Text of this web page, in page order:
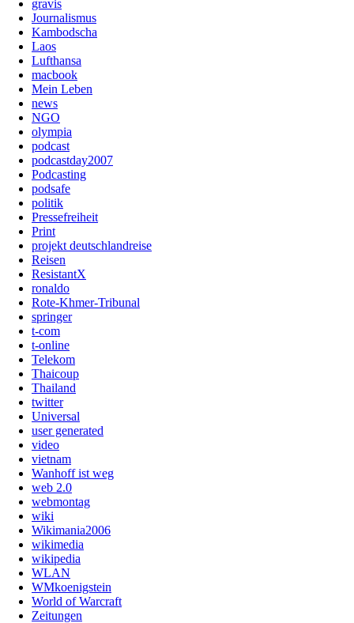
gravis
Journalismus
Kambodscha
Laos
Lufthansa
macbook
Mein Leben
news
NGO
olympia
podcast
podcastday2007
Podcasting
podsafe
politik
Pressefreiheit
Print
projekt deutschlandreise
Reisen
ResistantX
ronaldo
Rote-Khmer-Tribunal
springer
t-com
t-online
Telekom
Thaicoup
Thailand
twitter
Universal
user generated
video
vietnam
Wanhoff ist weg
web 2.0
webmontag
wiki
Wikimania2006
wikimedia
wikipedia
WLAN
WMkoenigstein
World of Warcraft
Zeitungen